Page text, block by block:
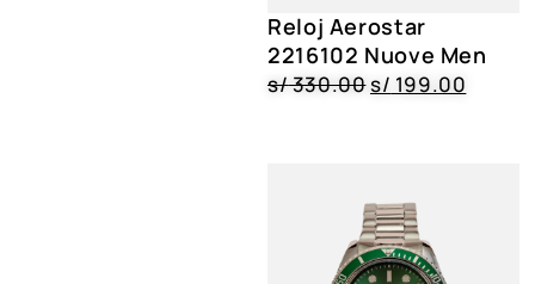
Reloj Aerostar
2216102 Nuove Men
s/330.00s/ 199.00